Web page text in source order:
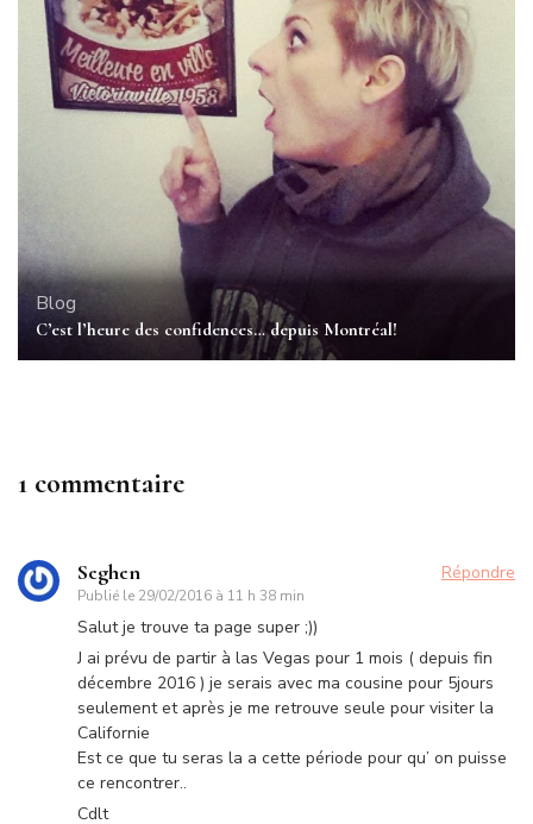
Blog
C’est l’heure des confidences… depuis Montréal!
1 commentaire
Seghen
Publié le 29/02/2016 à 11 h 38 min
Répondre
Salut je trouve ta page super ;))
J ai prévu de partir à las Vegas pour 1 mois ( depuis fin
décembre 2016 ) je serais avec ma cousine pour 5jours
seulement et après je me retrouve seule pour visiter la
Californie
Est ce que tu seras la a cette période pour qu’ on puisse
ce rencontrer..
Cdlt